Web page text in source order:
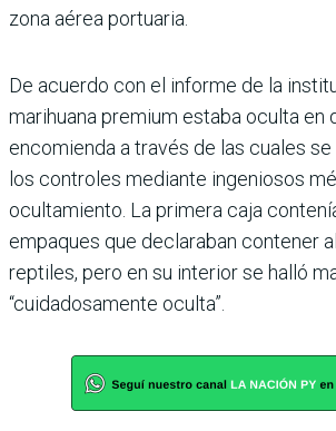
zona aérea portuaria.
De acuerdo con el informe de la
marihuana premium estaba oculta en
encomienda a través de las cuales
los controles mediante ingeniosos
ocultamiento. La primera caja
empaques que declaraban contener
reptiles, pero en su interior se halló
“cuidadosamente oculta”.